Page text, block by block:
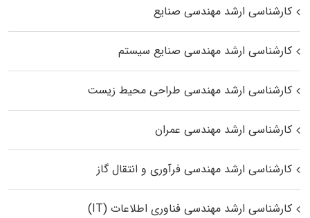
کارشناسی ارشد مهندسی صنایع
کارشناسی ارشد مهندسی صنایع سیستم
کارشناسی ارشد مهندسی طراحی محیط زیست
کارشناسی ارشد مهندسی عمران
کارشناسی ارشد مهندسی فرآوری و انتقال گاز
کارشناسی ارشد مهندسی فناوری اطلاعات (IT)